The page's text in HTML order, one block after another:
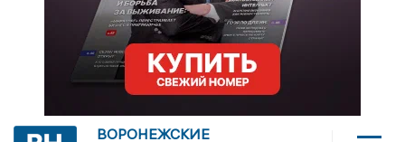
ВОРОНЕЖСКИЕ